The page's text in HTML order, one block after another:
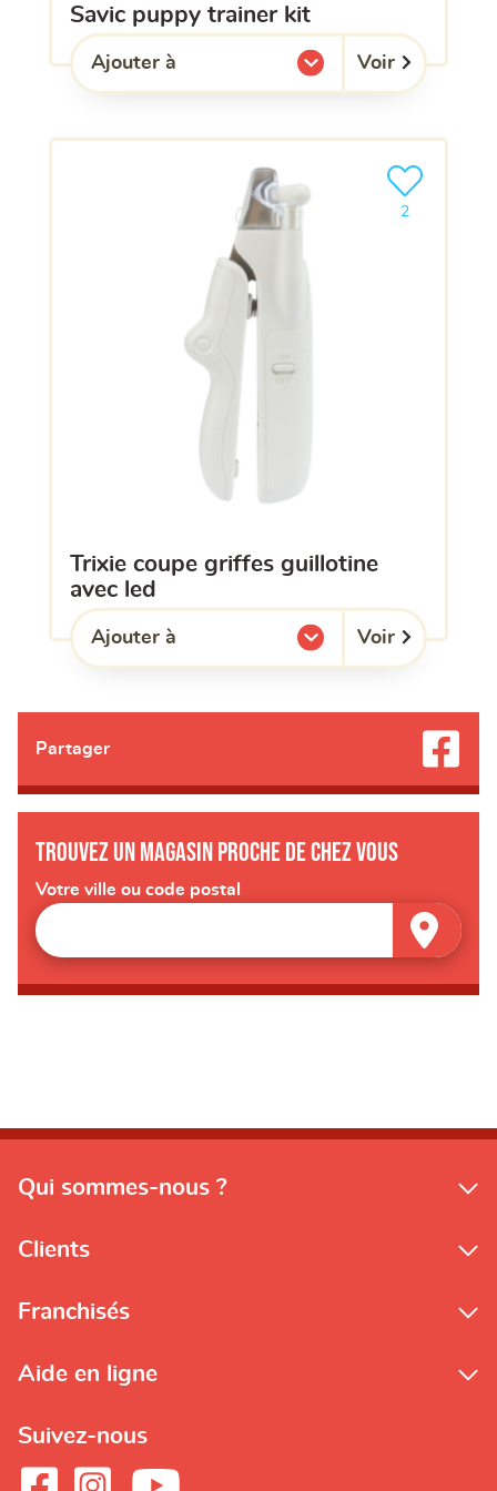
savic puppy trainer kit
Ajouter à
l'une de mes listes. Voir
trixie coupe griffes guillotine
avec led
2
Ajouter le
Ajouter à
l'une de mes listes. Voir
Partager
Trouvez un magasin proche de chez vous
Votre ville ou code postal
Qui sommes-nous ?
Clients
Franchisés
Aide en ligne
Suivez-nous